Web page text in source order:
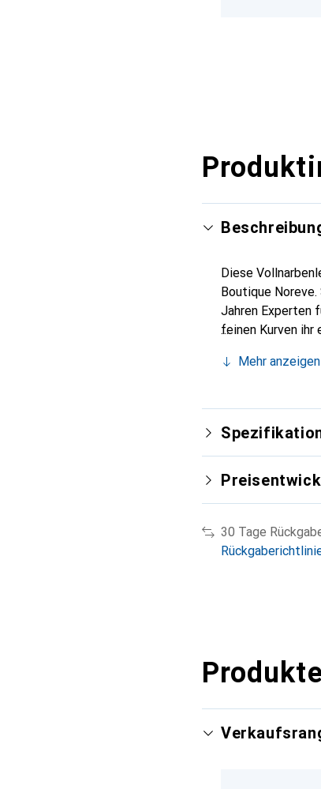
Diese
Boutique
Jahren Experten
feinen Kurven ihr
für eine
Mehr anzeigen
30 Tage